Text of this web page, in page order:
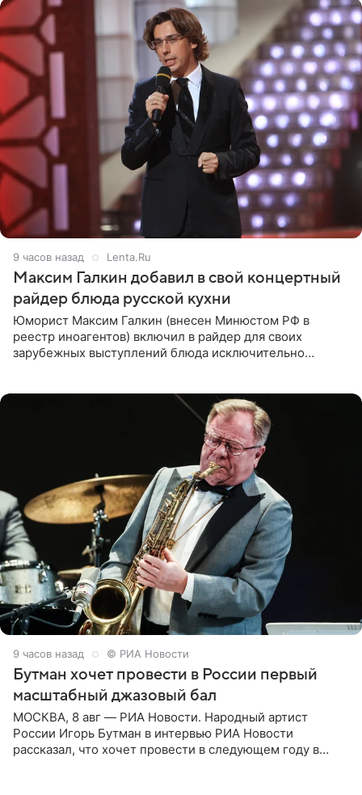
9 часов назад Lenta.Ru
Максим Галкин добавил в свой концертный
райдер блюда русской кухни
Юморист Максим Галкин (внесен Минюстом РФ в
реестр иноагентов) включил в райдер для своих
зарубежных выступлений блюда исключительно
9 часов назад © РИА Новости
Бутман хочет провести в России первый
масштабный джазовый бал
МОСКВА, 8 авг — РИА Новости. Народный артист
России Игорь Бутман в интервью РИА Новости
рассказал, что хочет провести в следующем году в